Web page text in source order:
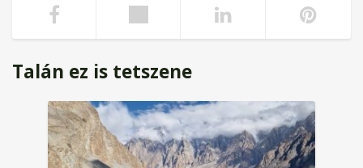
Talán ez is tetszene